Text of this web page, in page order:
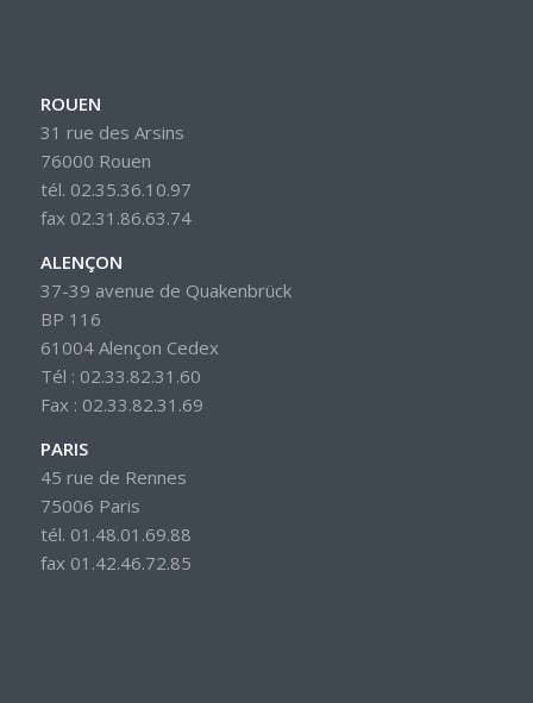
ROUEN
31 rue des Arsins
76000 Rouen
tél. 02.35.36.10.97
fax 02.31.86.63.74
ALENÇON
37-39 avenue de Quakenbrück
BP 116
61004 Alençon Cedex
Tél : 02.33.82.31.60
Fax : 02.33.82.31.69
PARIS
45 rue de Rennes
75006 Paris
tél. 01.48.01.69.88
fax 01.42.46.72.85